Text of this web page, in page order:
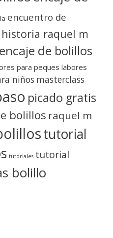
encuentro de
historia raquel m
de bolillos
para peques labores
niños masterclass
picado gratis
bolillos raquel m
tutorial
tutoriales tutorial
bolillo